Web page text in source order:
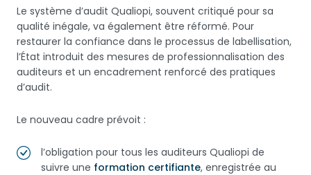
Le système d’audit Qualiopi, souvent critiqué pour sa
qualité inégale, va également être réformé. Pour
restaurer la confiance dans le processus de labellisation,
l’État introduit des mesures de professionnalisation des
auditeurs et un encadrement renforcé des pratiques
d’audit.
Le nouveau cadre prévoit :
l’obligation pour tous les auditeurs Qualiopi de
suivre une formation certifiante, enregistrée au